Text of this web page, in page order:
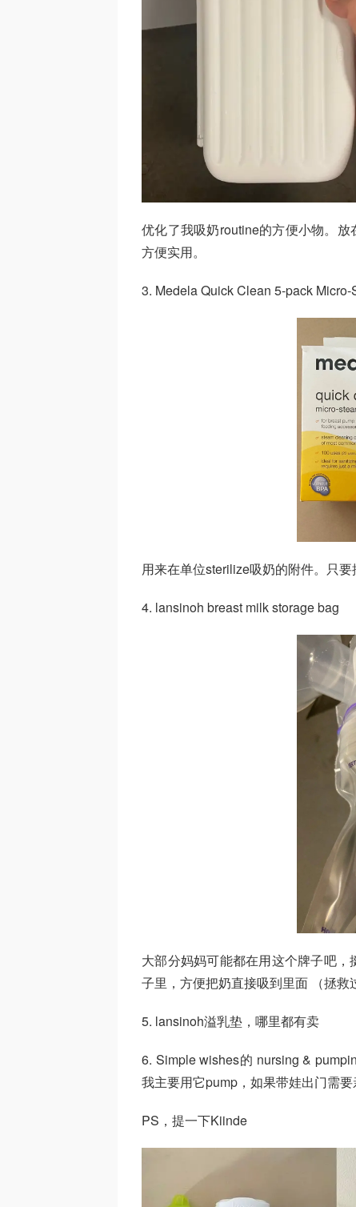
优化了我吸奶routine的方便小物。
方便实用。
3. Medela Quick Clean 5-pack Micro-
用来在单位sterilize吸奶的附件。只
4. lansinoh breast milk storage bag
大部分妈妈可能都在用这个牌子吧
子里，方便把奶直接吸到里面 （拯救
5. lansinoh溢乳垫，哪里都有卖
6. Simple wishes的 nursing &
我主要用它pump，如果带娃出门需
PS，提一下Kiinde